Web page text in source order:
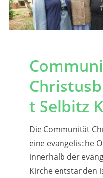
t Selbitz
Die Communität
eine evangelische
innerhalb der
Kirche entstanden